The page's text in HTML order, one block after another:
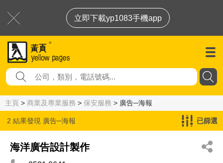
立即下載yp1083手機app
主頁 > 商業及專業服務 > 保安服務 > 廣告─海報
2 結果發現 廣告─海報 已篩選
海洋廣告設計製作